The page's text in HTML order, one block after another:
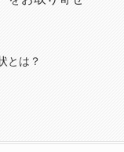
とは？